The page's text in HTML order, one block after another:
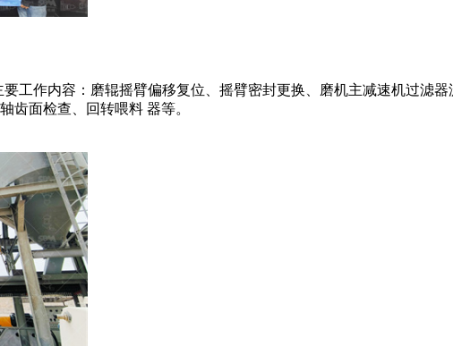
工作内容：磨辊摇臂偏移复位、摇臂密封更换、磨机主减速机过滤
齿面检查、回转喂料 器等。